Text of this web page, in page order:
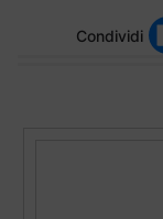
Condividi